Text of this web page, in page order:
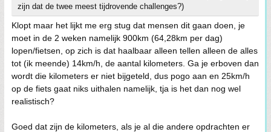
zijn dat de twee meest tijdrovende challenges?)
Klopt maar het lijkt me erg stug dat mensen dit gaan doen, je
moet in de 2 weken namelijk 900km (64,28km per dag)
lopen/fietsen, op zich is dat haalbaar alleen tellen alleen de alles
tot (ik meende) 14km/h, de aantal kilometers. Ga je erboven dan
wordt die kilometers er niet bijgeteld, dus pogo aan en 25km/h
op de fiets gaat niks uithalen namelijk, tja is het dan nog wel
realistisch?
Goed dat zijn de kilometers, als je al die andere opdrachten er